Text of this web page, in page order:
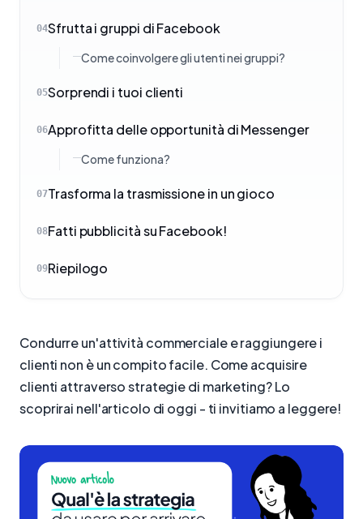
04Sfrutta i gruppi di Facebook
Come coinvolgere gli utenti nei gruppi?
05Sorprendi i tuoi clienti
06Approfitta delle opportunità di Messenger
Come funziona?
07Trasforma la trasmissione in un gioco
08Fatti pubblicità su Facebook!
09Riepilogo
Condurre un'attività commerciale e raggiungere i
clienti non è un compito facile. Come acquisire
clienti attraverso strategie di marketing? Lo
scoprirai nell'articolo di oggi - ti invitiamo a leggere!